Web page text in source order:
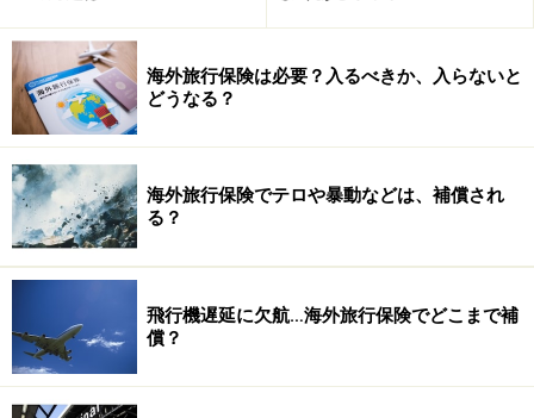
ませんし、後で自分が困るだけですから注意してくださ
い。
海外旅行保険で持病・既往症は補償されな
い？
海外旅行保険での持病の取扱いについてですが、通常は
約の引き受けができないケースもあります。
仮に海外旅行保険の契約ができても、持病の悪化につい
海外旅行保険は必要？入るべきか、入らないと
どうなる？
海外旅行保険でテロや暴動などは、補償され
る？
飛行機遅延に欠航…海外旅行保険でどこまで補
償？